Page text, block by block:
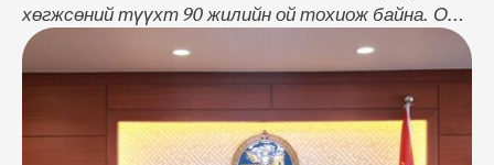
хөгжсөний түүхт 90 жилийн ой тохиож байна. Ойн
баярыг тохиолдуулан олон жил үр бүтээлтэй
ажиллаж, эрхэлсэн ажилдаа амжилт гаргасан
авто замын салбарын ахмад, дунд үеийнхнийг
Монгол Улсын Ерөнхийлөгчийн зарлигаар Төрийн
дээд одон медалиар шагнасныг Зам, тээврийн